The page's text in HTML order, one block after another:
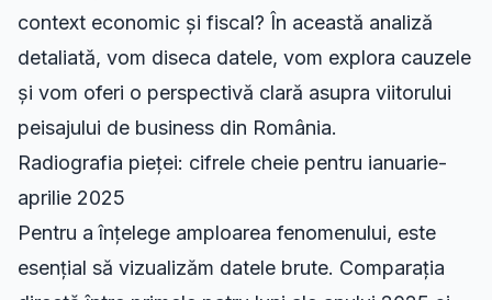
context economic și fiscal? În această analiză
detaliată, vom diseca datele, vom explora cauzele
și vom oferi o perspectivă clară asupra viitorului
peisajului de business din România.
Radiografia pieței: cifrele cheie pentru ianuarie-
aprilie 2025
Pentru a înțelege amploarea fenomenului, este
esențial să vizualizăm datele brute. Comparația